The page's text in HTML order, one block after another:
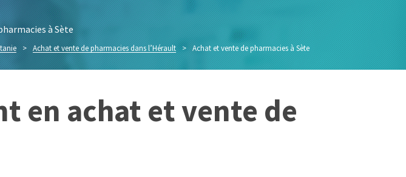
à Sète
> Achat et vente de pharmacies dans l’Hérault > Achat et vente de pharmacies à Sète
en achat et vente de